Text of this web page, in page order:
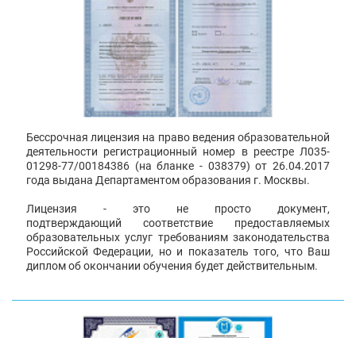
Бессрочная лицензия на право ведения образовательной
деятельности регистрационный номер в реестре Л035-
01298-77/00184386 (на бланке - 038379) от 26.04.2017
года выдана Департаментом образования г. Москвы.
Лицензия - это не просто документ,
подтверждающий соответствие предоставляемых
образовательных услуг требованиям законодательства
Российской Федерации, но и показатель того, что Ваш
диплом об окончании обучения будет действительным.